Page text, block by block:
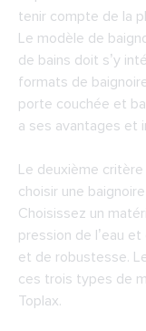
tenir compte de la
Le modèle de
de bains doit s’y
formats de
porte couchée et
a ses avantages et
Le deuxième
choisir une
Choisissez un
pression de l’eau
et de robustesse.
ces trois types de
Toplax.